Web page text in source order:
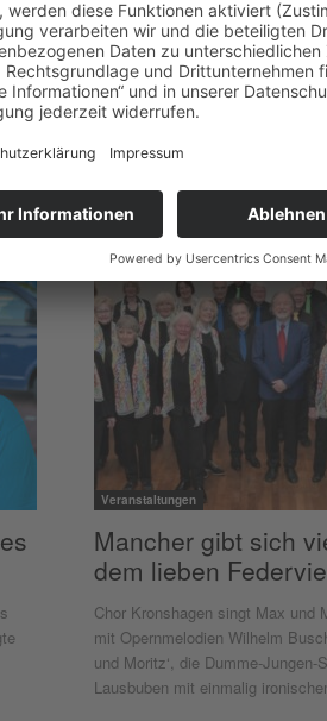
Veranstaltungen
Kunstausstellung
Gymnasium Kronshagen zeigt
70. Europäischen
nehmen die Schüler und
gefördert durch ihre
Veranstaltungen
Mancher gibt sich
dem lieben
Chor Kronshagen singt Max und
mit Opernmelodien Wilhelm
und Moritz‘, die Dumme-Jungen-
Lausbuben mit einmalig